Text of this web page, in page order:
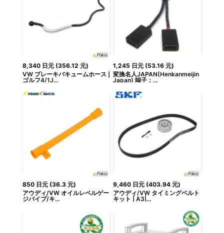
8,340 日元(356.12 元)
VW ブレーキバキュームホース |
ゴルフ4/1J...
1,245 日元 (53.16 元)
変換名人JAPAN(Henkanmeijin
Japan) 端子：...
850 日元(36.3 元)
アウディ/VW オイルレベルゲー
ジパイプ/キ...
9,460 日元 (403.94 元)
アウディ/VW タイミングベルト
キット | A3|...